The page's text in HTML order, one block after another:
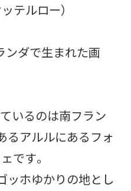
テルロー）
ンダで生まれた画
いるのは南フラン
るアルルにあるフォ
です。
ッホゆかりの地とし